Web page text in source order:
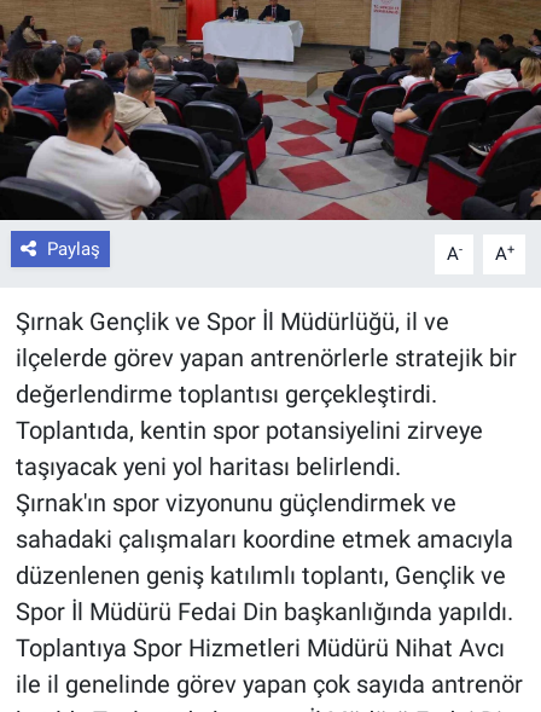
Paylaş A- A+
Şırnak Gençlik ve Spor İl Müdürlüğü, il ve
ilçelerde görev yapan antrenörlerle stratejik bir
değerlendirme toplantısı gerçekleştirdi.
Toplantıda, kentin spor potansiyelini zirveye
taşıyacak yeni yol haritası belirlendi.
Şırnak'ın spor vizyonunu güçlendirmek ve
sahadaki çalışmaları koordine etmek amacıyla
düzenlenen geniş katılımlı toplantı, Gençlik ve
Spor İl Müdürü Fedai Din başkanlığında yapıldı.
Toplantıya Spor Hizmetleri Müdürü Nihat Avcı
ile il genelinde görev yapan çok sayıda antrenör